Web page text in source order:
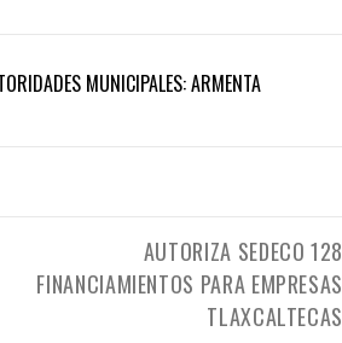
MUNICIPALES: ARMENTA
AUTORIZA SEDECO 128
FINANCIAMIENTOS PARA EMPRESAS
TLAXCALTECAS